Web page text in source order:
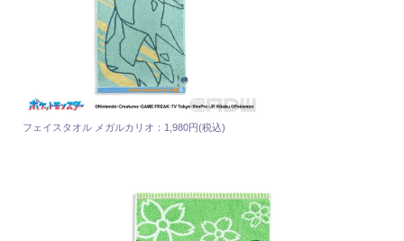
フェイスタオル メガルカリオ：1,980円(税込)